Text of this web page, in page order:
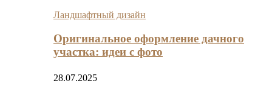
Ландшафтный дизайн
Оригинальное оформление дачного
участка: идеи с фото
28.07.2025